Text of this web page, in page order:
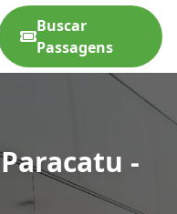
Buscar
Passagens
-